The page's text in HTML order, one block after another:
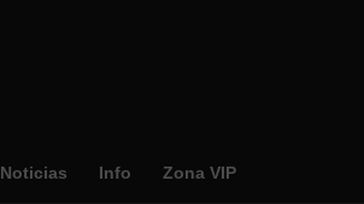
Noticias Info Zona VIP